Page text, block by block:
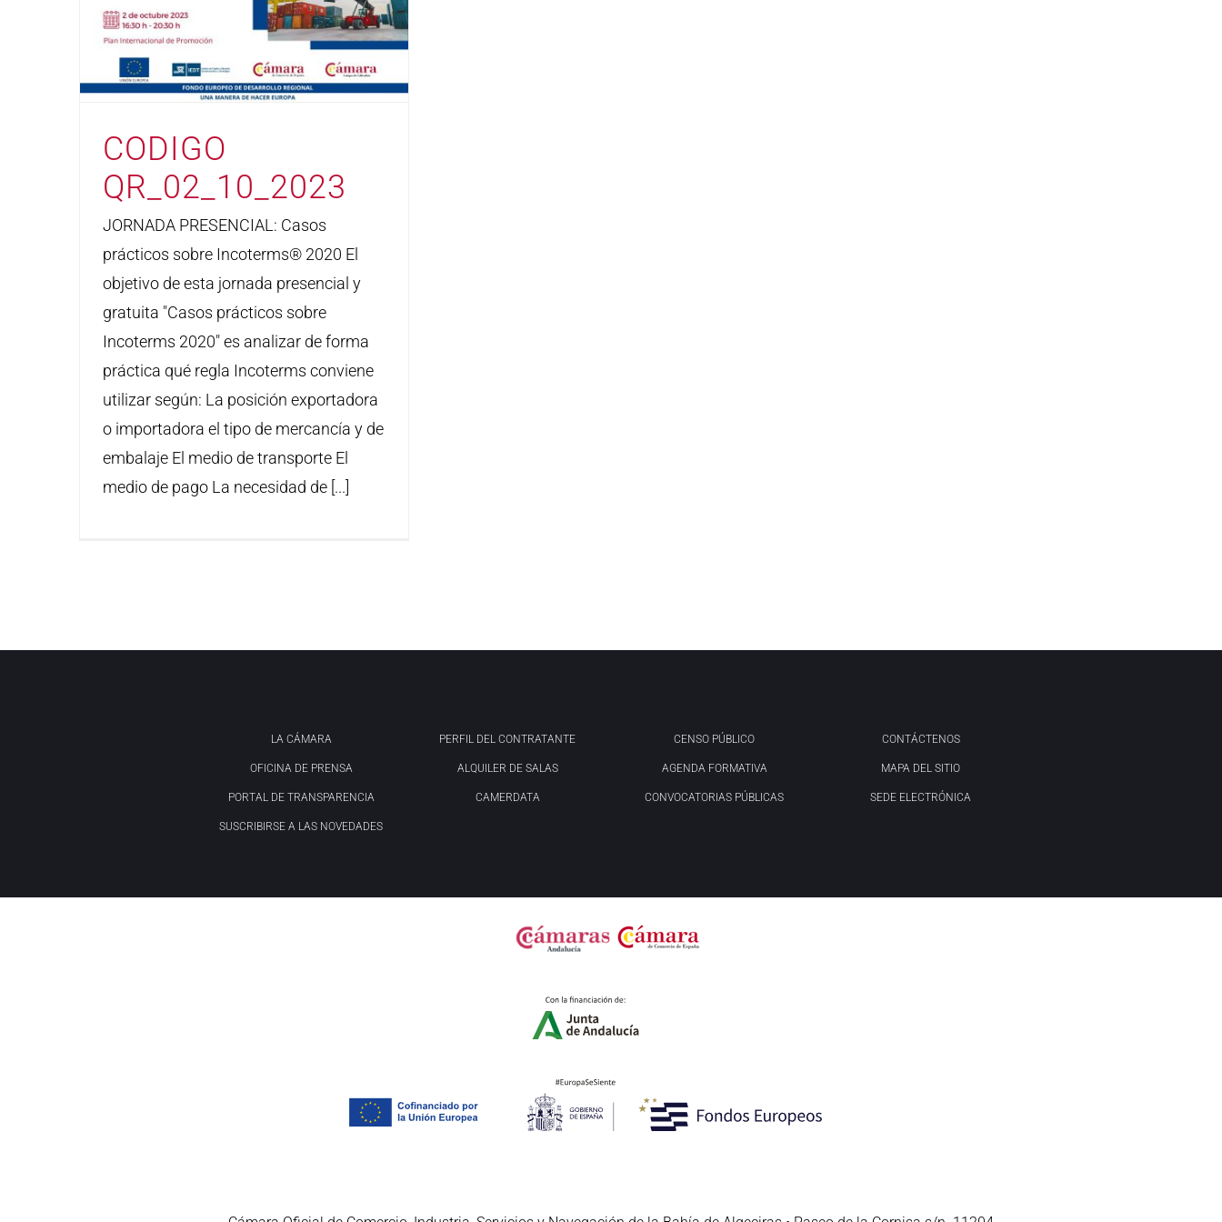
CODIGO
QR_02_10_2023
JORNADA PRESENCIAL: Casos
prácticos sobre Incoterms® 2020 El
objetivo de esta jornada presencial y
gratuita "Casos prácticos sobre
Incoterms 2020" es analizar de forma
práctica qué regla Incoterms conviene
utilizar según: La posición exportadora
o importadora el tipo de mercancía y de
embalaje El medio de transporte El
medio de pago La necesidad de [...]
LA CÁMARA
OFICINA DE PRENSA
PORTAL DE TRANSPARENCIA
SUSCRIBIRSE A LAS NOVEDADES
PERFIL DEL CONTRATANTE
ALQUILER DE SALAS
CAMERDATA
CENSO PÚBLICO
AGENDA FORMATIVA
CONVOCATORIAS PÚBLICAS
CONTÁCTENOS
MAPA DEL SITIO
SEDE ELECTRÓNICA